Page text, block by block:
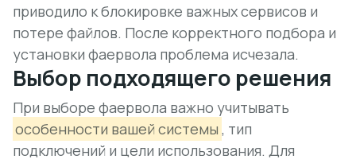
приводило к блокировке важных сервисов и
потере файлов. После корректного подбора и
установки фаервола проблема исчезала.
Выбор подходящего решения
При выборе фаервола важно учитывать
особенности вашей системы , тип
подключений и цели использования. Для